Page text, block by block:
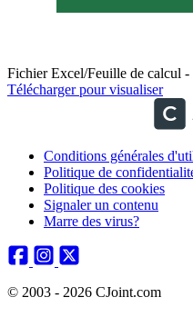
Fichier Excel/Feuille de calcul
Télécharger pour visualiser
Conditions générales
Politique de
Politique des cookies
Signaler un contenu
Marre des virus?
© 2003 - 2026 CJoint.com